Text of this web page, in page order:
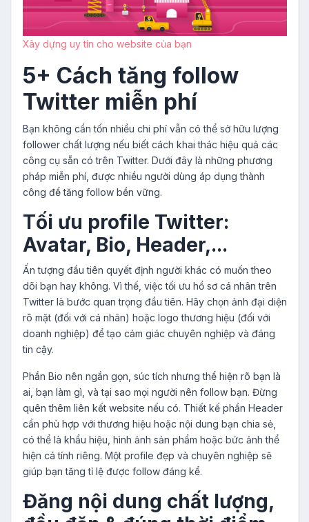
Xây dựng uy tín cho website của bạn
5+ Cách tăng follow
Twitter miễn phí
Bạn không cần tốn nhiều chi phí vẫn có thể sở hữu lượng
follower chất lượng nếu biết cách khai thác hiệu quả các
công cụ sẵn có trên Twitter. Dưới đây là những phương
pháp miễn phí, được nhiều người dùng áp dụng thành
công để tăng follow bền vững.
Tối ưu profile Twitter:
Avatar, Bio, Header,...
Ấn tượng đầu tiên quyết định người khác có muốn theo
dõi bạn hay không. Vì thế, việc tối ưu hồ sơ cá nhân trên
Twitter là bước quan trọng đầu tiên. Hãy chọn ảnh đại diện
rõ mặt (đối với cá nhân) hoặc logo thương hiệu (đối với
doanh nghiệp) để tạo cảm giác chuyên nghiệp và đáng
tin cậy.
Phần Bio nên ngắn gọn, súc tích nhưng thể hiện rõ bạn là
ai, bạn làm gì, và tại sao mọi người nên follow bạn. Đừng
quên thêm liên kết website nếu có. Thiết kế phần Header
cần phù hợp với thương hiệu hoặc nội dung bạn chia sẻ,
có thể là khẩu hiệu, hình ảnh sản phẩm hoặc bức ảnh thể
hiện cá tính riêng. Một profile đẹp và chuyên nghiệp sẽ
giúp bạn tăng tỉ lệ được follow đáng kể.
Đăng nội dung chất lượng,